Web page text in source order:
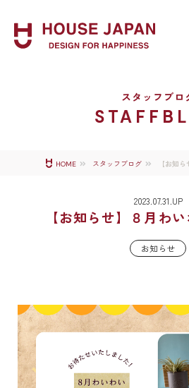
スタッフブロ
HOME スタッフブログ 【お知
2023.07.31.UP
【お知らせ】８月わ
お知らせ